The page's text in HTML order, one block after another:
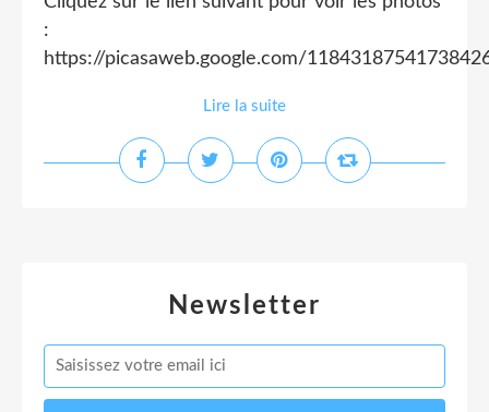
:
https://picasaweb.google.com/
Lire la suite
Newsletter